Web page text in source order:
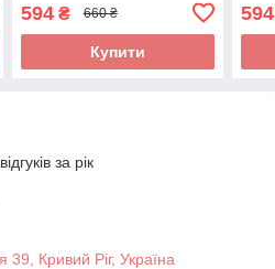
594₴ 660 ₴
Купити
594
за рік
Кривий Ріг, Україна